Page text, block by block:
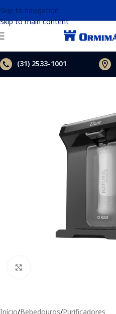
Skip to navigation
Skip to main content
(31) 2533-1001
Início/Bebedouros/Purificadores